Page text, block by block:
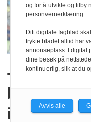
– Vi må
burde fått
ikke bare
og for å utvikle og tilby
personvernerklæring.
Ditt digitale fagblad
trykte bladet alltid har
annonseplass. I digital
dine besøk på
kontinuerlig, slik at du
Avvis alle